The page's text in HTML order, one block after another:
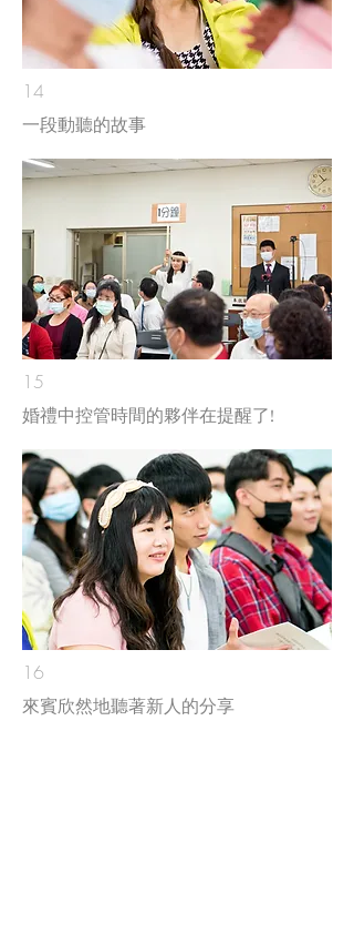
14
一段動聽的故事
15
​婚禮中控管時間的夥伴在提醒了!
16
來賓欣然地聽著新人的分享